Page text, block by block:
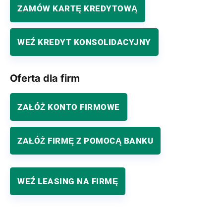
ZAMÓW KARTĘ KREDYTOWĄ
WEŹ KREDYT KONSOLIDACYJNY
Oferta dla firm
ZAŁÓŻ KONTO FIRMOWE
ZAŁÓŻ FIRMĘ Z POMOCĄ BANKU
WEŹ LEASING NA FIRMĘ